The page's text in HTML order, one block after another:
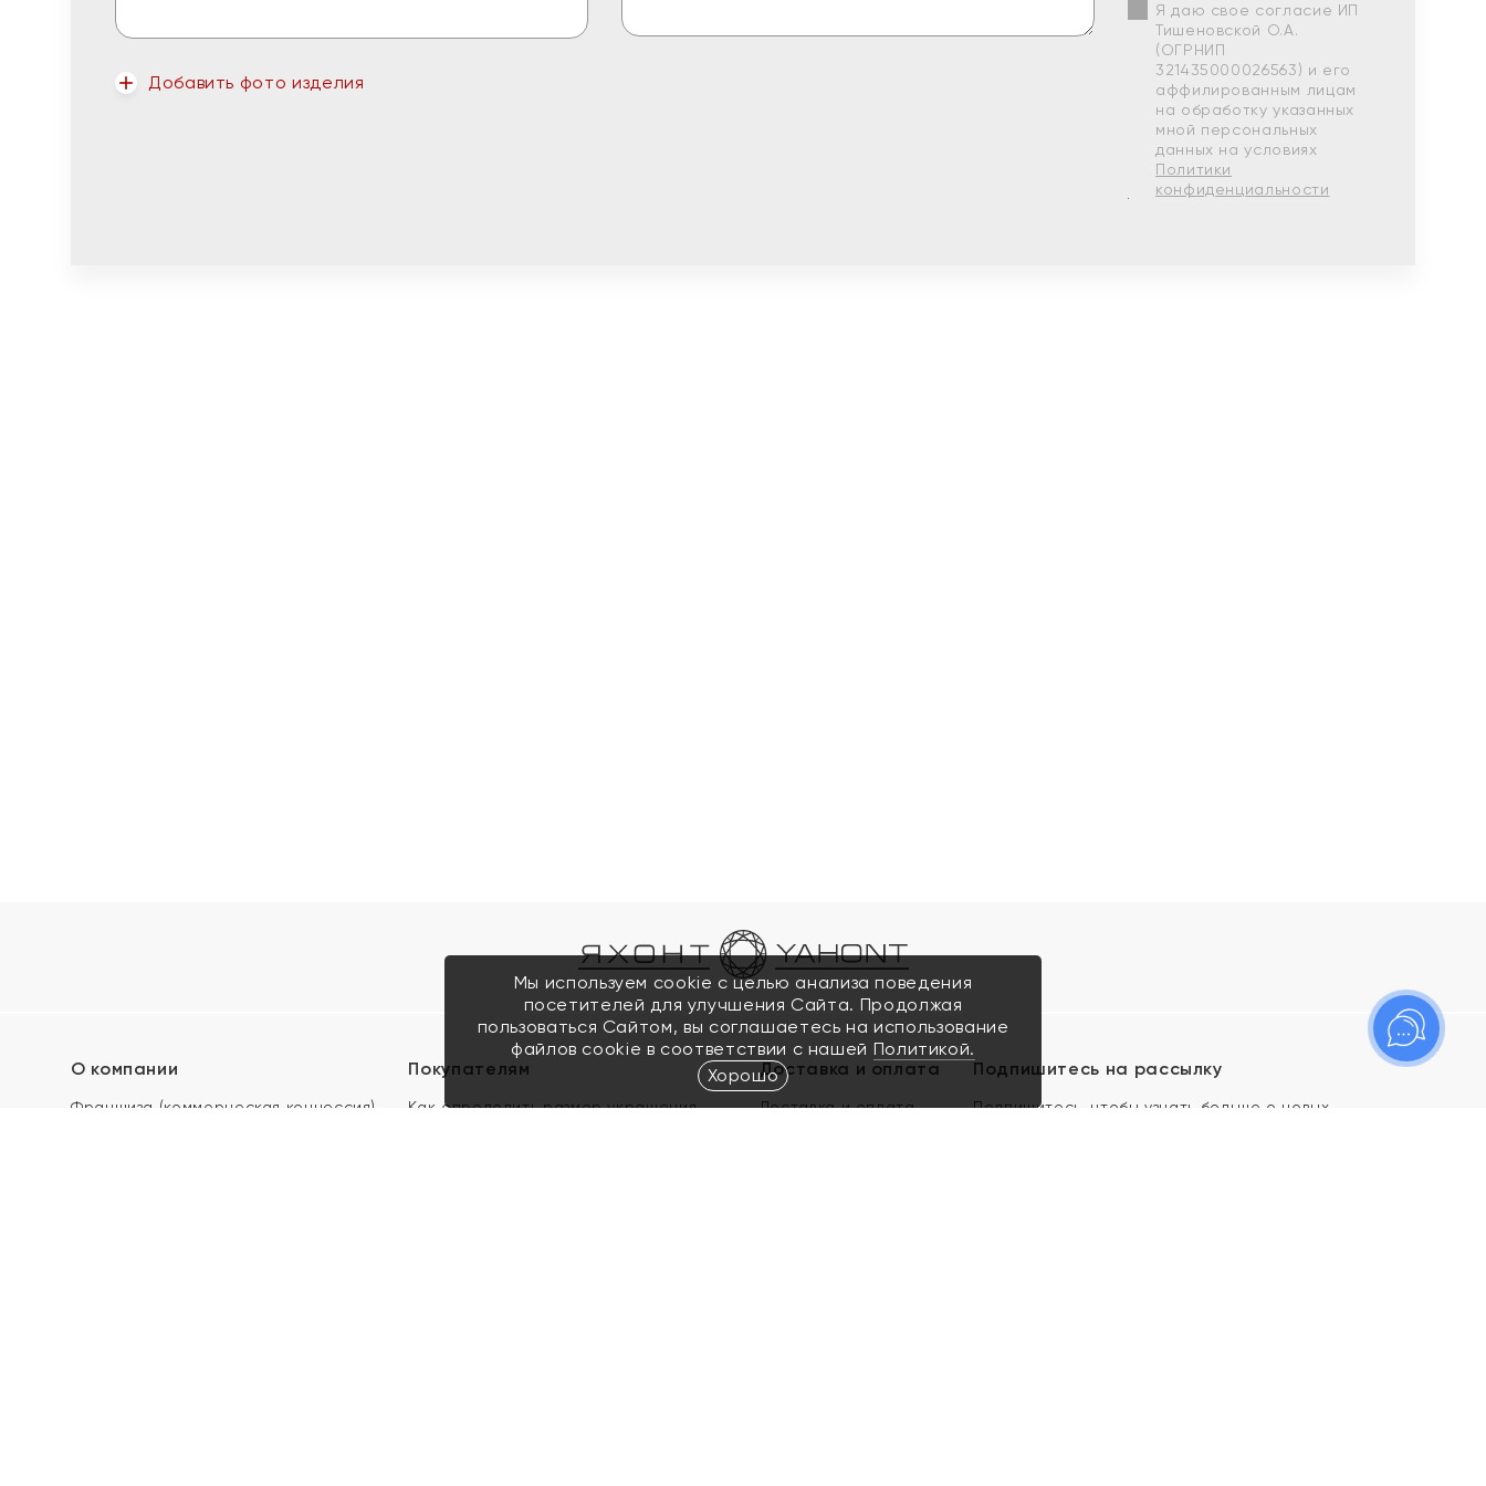
Добавить фото изделия
Я даю свое согласие ИП
Тишеновской О.А.
(ОГРНИП
321435000026563) и его
аффилированным лицам
на обработку указанных
мной персональных
данных на условиях
Политики
конфиденциальности
О компании
Франшиза (коммерческая концессия)
Покупателям
Как определить размер украшения
Доставка и оплата
Доставка и оплата
Подпишитесь на рассылку
Подпишитесь, чтобы узнать больше о новых
Мы используем cookie с целью анализа поведения
посетителей для улучшения Сайта. Продолжая
пользоваться Сайтом, вы соглашаетесь на использование
файлов cookie в соответствии с нашей Политикой.
Хорошо